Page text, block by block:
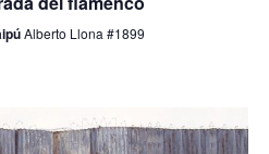
Alberto Llona #1899